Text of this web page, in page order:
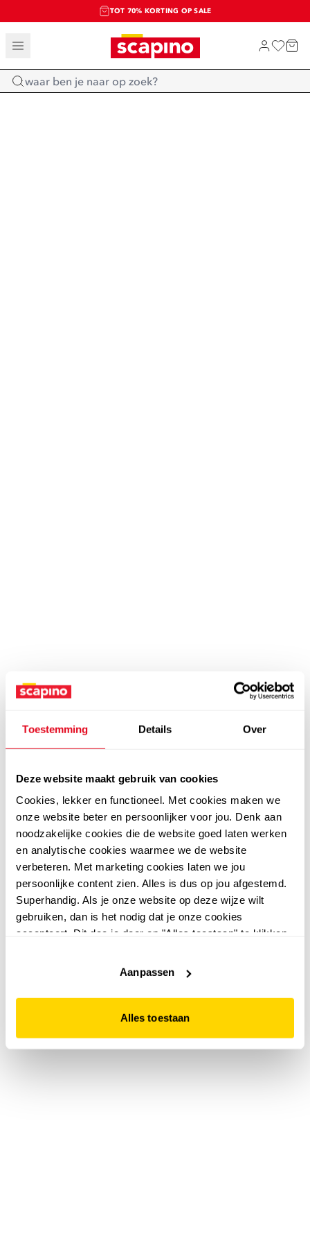
Toestemming Details Over
Deze website maakt gebruik van cookies
Cookies, lekker en functioneel. Met cookies maken we
onze website beter en persoonlijker voor jou. Denk aan
noodzakelijke cookies die de website goed laten werken
en analytische cookies waarmee we de website
verbeteren. Met marketing cookies laten we jou
persoonlijke content zien. Alles is dus op jou afgestemd.
Superhandig. Als je onze website op deze wijze wilt
gebruiken, dan is het nodig dat je onze cookies
accepteert. Dit doe je door op "Alles toestaan" te klikken.
website niet optimaal functioneert.
Aanpassen
Alles toestaan
TOT 70% KORTING OP SALE
SALE: LAATSTE KANS!
SHOP NIEUW
Home